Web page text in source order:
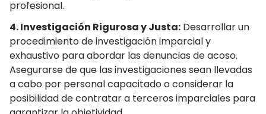
profesional.
4. Investigación Rigurosa y Justa: Desarrollar un
procedimiento de investigación imparcial y
exhaustivo para abordar las denuncias de acoso.
Asegurarse de que las investigaciones sean llevadas
a cabo por personal capacitado o considerar la
posibilidad de contratar a terceros imparciales para